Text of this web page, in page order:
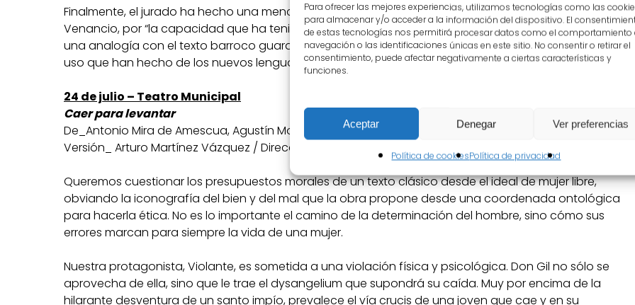
Para ofrecer las mejores experiencias, utilizamos tecnologías como las
para almacenar y/o acceder a la información del dispositivo. El
de estas tecnologías nos permitirá procesar datos como el comportamiento
navegación o las identificaciones únicas en este sitio. No consentir o retirar el
consentimiento, puede afectar negativamente a ciertas características y
funciones.
Aceptar Denegar Ver preferencias
Política de cookiesPolítica de privacidad
Finalmente, el jurado ha hecho una mención especial para la obraPR3CIOXXA,de la compañía Tío
Venancio, por “la capacidad que ha tenido la compañía para reinterpretar el clásico y establecer
una analogía con el texto barroco guardando la relación con lo contemporáneo”, así como por “el
uso que han hecho de los nuevos lenguajes populares y su búsqueda de nuevos públicos”.
24 de julio – Teatro Municipal
Caer para levantar
De_Antonio Mira de Amescua, Agustín Moreto, Juan de Matos Fragoso y Jerónimo de Cáncer /
Versión_ Arturo Martínez Vázquez / Dirección_ Laura Ferrer
Queremos cuestionar los presupuestos morales de un texto clásico desde el ideal de mujer libre,
obviando la iconografía del bien y del mal que la obra propone desde una coordenada ontológica
para hacerla ética. No es lo importante el camino de la determinación del hombre, sino cómo sus
errores marcan para siempre la vida de una mujer.
Nuestra protagonista, Violante, es sometida a una violación física y psicológica. Don Gil no sólo se
aprovecha de ella, sino que le trae el dysangelium que supondrá su caída. Muy por encima de la
hilarante desventura de un santo impío, prevalece el vía crucis de una joven que cae y en su